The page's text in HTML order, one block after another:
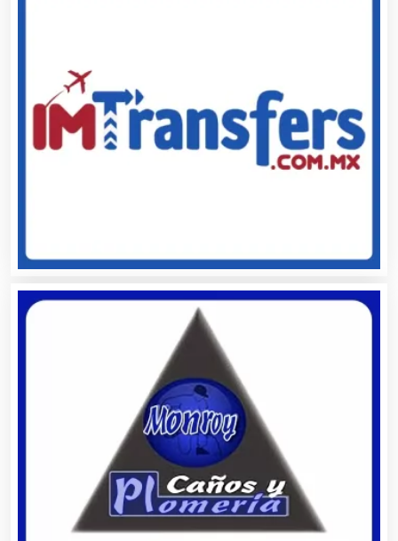
Alquiler de Trajes de Etiqueta
Alta Costura
Ambulancias
Análisis Clínicos
Análisis de Aguas
Animadores de Eventos